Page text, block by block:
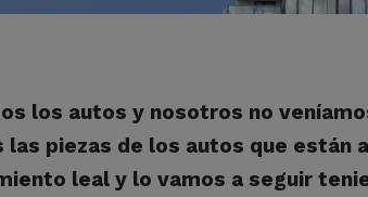
los autos y nosotros no
piezas de los autos que están
leal y lo vamos a seguir